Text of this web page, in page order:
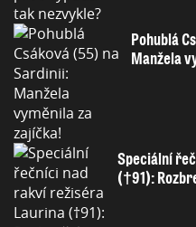
Pohublá
Manžela
Speciální
(†91):